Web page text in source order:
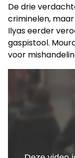
De drie
criminelen,
Ilyas eerder
gaspistool.
voor